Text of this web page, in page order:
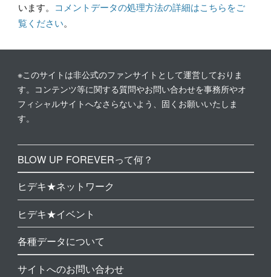
います。 コメントデータの処理方法の詳細はこちらをご
覧ください。
※このサイトは非公式のファンサイトとして運営しておりま
す。コンテンツ等に関する質問やお問い合わせを事務所やオ
フィシャルサイトへなさらないよう、固くお願いいたしま
す。
BLOW UP FOREVERって何？
ヒデキ★ネットワーク
ヒデキ★イベント
各種データについて
サイトへのお問い合わせ